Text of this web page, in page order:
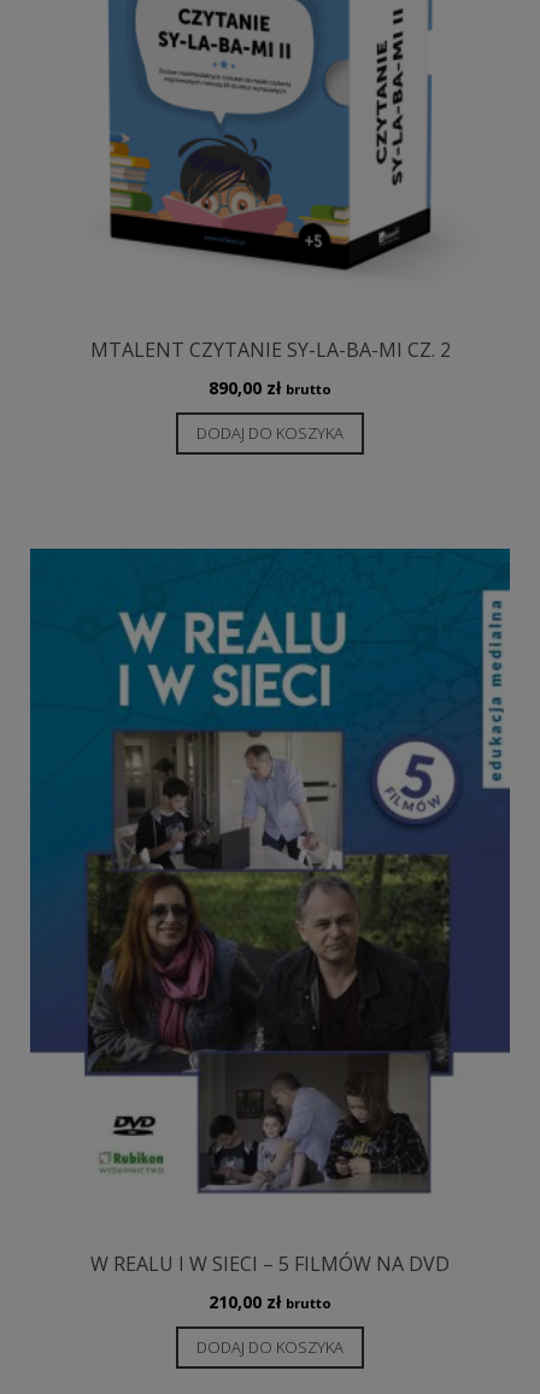
MTALENT CZYTANIE SY-LA-BA-MI CZ. 2
890,00 zł brutto
DODAJ DO KOSZYKA
W REALU I W SIECI – 5 FILMÓW NA DVD
210,00 zł brutto
DODAJ DO KOSZYKA